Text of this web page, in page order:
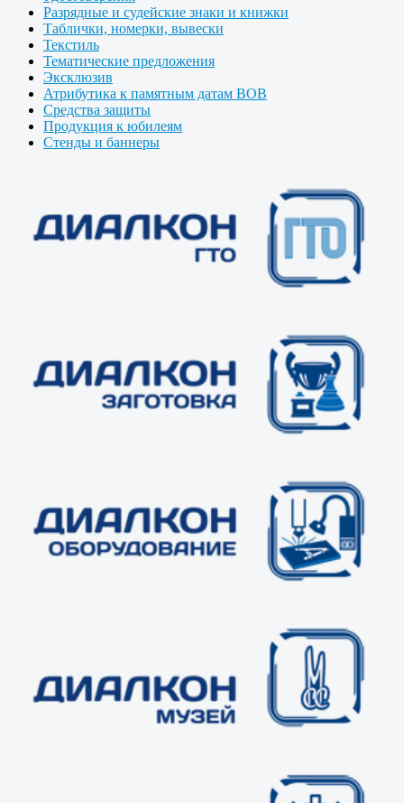
Разрядные и судейские знаки и книжки
Таблички, номерки, вывески
Текстиль
Тематические предложения
Эксклюзив
Атрибутика к памятным датам ВОВ
Средства защиты
Продукция к юбилеям
Стенды и баннеры